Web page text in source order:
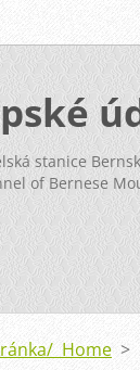
stanice
of Bernese
Home >